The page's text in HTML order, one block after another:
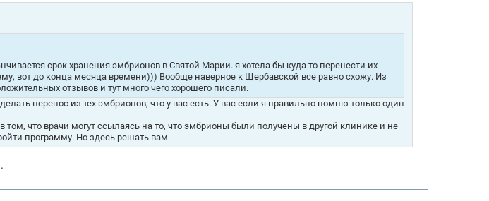
срок хранения эмбрионов в Святой Марии. я хотела бы куда то перенести их
вот до конца месяца времени))) Вообще наверное к Щербавской все равно схожу. Из
отзывов и тут много чего хорошего писали.
перенос из тех эмбрионов, что у вас есть. У вас если я правильно помню только один
том, что врачи могут ссылаясь на то, что эмбрионы были получены в другой клинике и не
программу. Но здесь решать вам.